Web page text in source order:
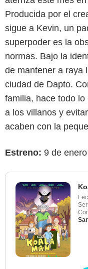
Producida por el
sigue a Kevin, un
superpoder es la
normas. Bajo la
de mantener a raya
ciudad de Dapto.
familia, hace todo
a los villanos y
acaben con la
Estreno: 9 de